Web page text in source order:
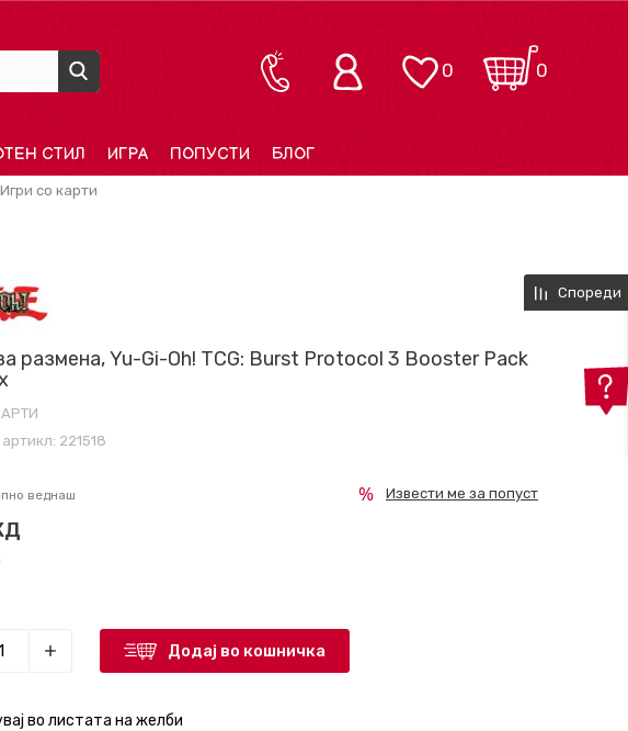
0
0
СТИЛ ИГРА ПОПУСТИ БЛОГ
Игри со карти
размена, Yu-Gi-Oh! TCG: Burst Protocol 3 Booster Pack
221518
веднаш Извести ме за попуст
Додај во кошничка
во листата на желби
Спореди